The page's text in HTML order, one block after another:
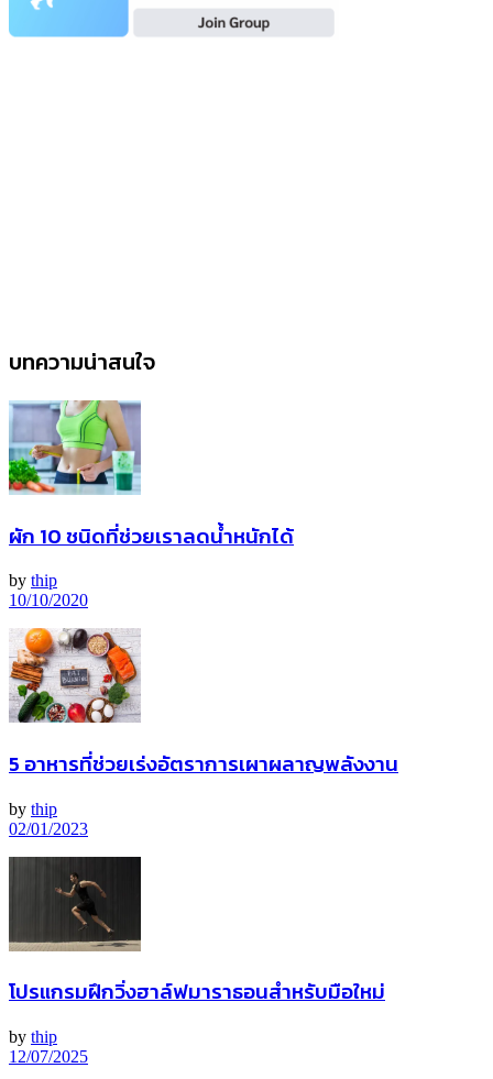
บทความน่าสนใจ
ผัก 10 ชนิดที่ช่วยเราลดน้ำหนักได้
by thip
10/10/2020
5 อาหารที่ช่วยเร่งอัตราการเผาผลาญพลังงาน
by thip
02/01/2023
โปรแกรมฝึกวิ่งฮาล์ฟมาราธอนสำหรับมือใหม่
by thip
12/07/2025